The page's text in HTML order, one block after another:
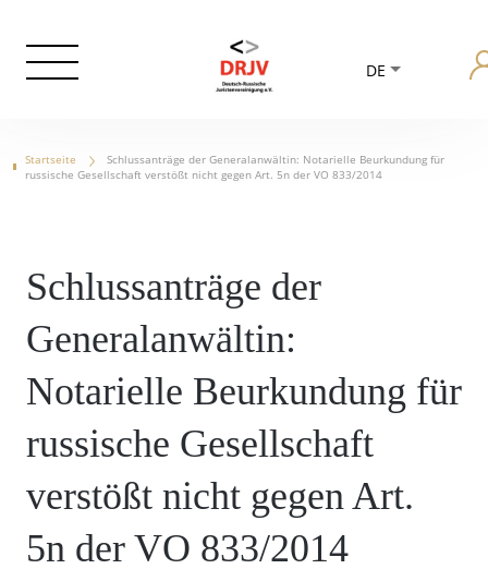
DE
Startseite
Schlussanträge der Generalanwältin: Notarielle Beurkundung für
russische Gesellschaft verstößt nicht gegen Art. 5n der VO 833/2014
Schlussanträge der
Generalanwältin:
Notarielle Beurkundung für
russische Gesellschaft
verstößt nicht gegen Art.
5n der VO 833/2014